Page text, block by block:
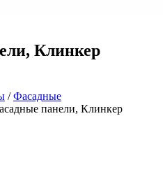
Клинкер
/Фасадные
панели, Клинкер